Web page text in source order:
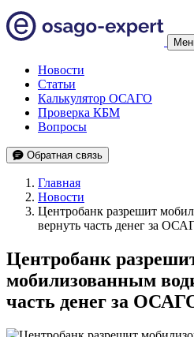
Новости
Статьи
Калькулятор ОСАГО
Проверка КБМ
Вопросы
Обратная связь
Главная
Новости
Центробанк разрешит
вернуть часть денег за
Центробанк
мобилизованным
часть денег за